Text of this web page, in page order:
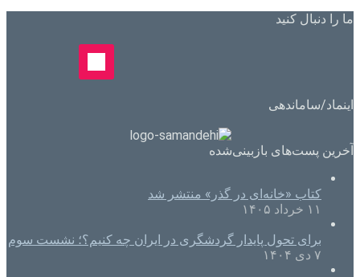
ما را دنبال کنید
اینماد/ساماندهی
آخرین پست‌های بازبینی‌شده
کتاب «خانه‌ای در گذر» منتشر شد
۱۱ خرداد ۱۴۰۵
برای تحول پایدار گردشگری در ایران چه کنیم؟؛ نشست سوم
۷ دی ۱۴۰۴